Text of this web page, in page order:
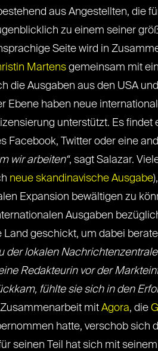
aus Angestellten, die
zu einem seiner
Seite wird in
Martens gemeinsam mit
die Ausgaben aus den USA
haben neue
unterstützt. Es findet
Twitter oder eine
wir arbeiten“, sagt Salazar.
neue skandinavische Ausgabe
Expansion bewältigen zu
Ausgaben
geschickt, um dabei
der lokalen
Redakteurin vor der
fühlte sie sich in den
mit Agora, die
hatte, verschob sich
seinen Teil hat sich mit